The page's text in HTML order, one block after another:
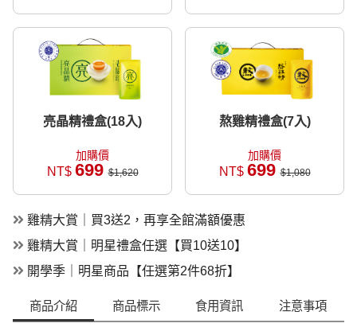
亮晶精禮盒(18入)
加購價
NT$ 699$1,620
熬雞精禮盒(7入)
加購價
NT$ 699$1,080
雞精大賞｜買3送2，再享全館滿額優惠
雞精大賞｜明星禮盒任選【買10送10】
開學季｜明星商品【任選第2件68折】
商品介紹 商品標示 食用資訊 注意事項